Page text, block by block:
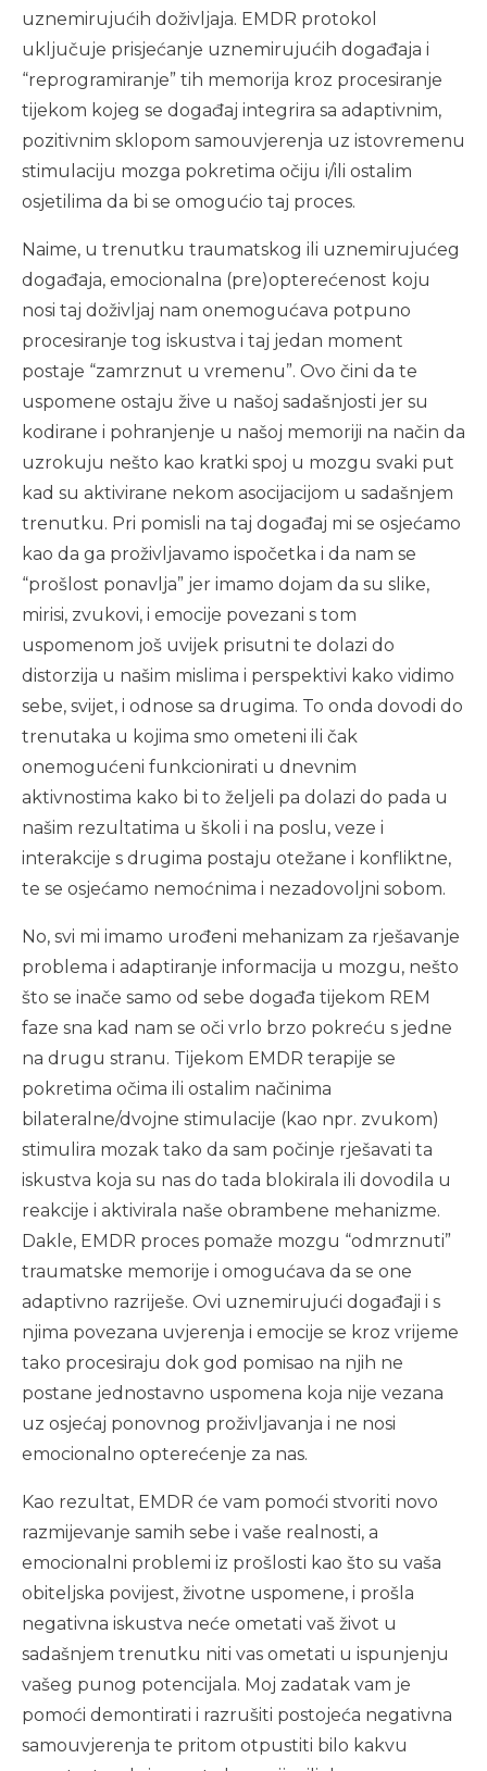
uznemirujućih doživljaja. EMDR protokol
uključuje prisjećanje uznemirujućih događaja i
“reprogramiranje” tih memorija kroz procesiranje
tijekom kojeg se događaj integrira sa adaptivnim,
pozitivnim sklopom samouvjerenja uz istovremenu
stimulaciju mozga pokretima očiju i/ili ostalim
osjetilima da bi se omogućio taj proces.
Naime, u trenutku traumatskog ili uznemirujućeg
događaja, emocionalna (pre)opterećenost koju
nosi taj doživljaj nam onemogućava potpuno
procesiranje tog iskustva i taj jedan moment
postaje “zamrznut u vremenu”. Ovo čini da te
uspomene ostaju žive u našoj sadašnjosti jer su
kodirane i pohranjenje u našoj memoriji na način da
uzrokuju nešto kao kratki spoj u mozgu svaki put
kad su aktivirane nekom asocijacijom u sadašnjem
trenutku. Pri pomisli na taj događaj mi se osjećamo
kao da ga proživljavamo ispočetka i da nam se
“prošlost ponavlja” jer imamo dojam da su slike,
mirisi, zvukovi, i emocije povezani s tom
uspomenom još uvijek prisutni te dolazi do
distorzija u našim mislima i perspektivi kako vidimo
sebe, svijet, i odnose sa drugima. To onda dovodi do
trenutaka u kojima smo ometeni ili čak
onemogućeni funkcionirati u dnevnim
aktivnostima kako bi to željeli pa dolazi do pada u
našim rezultatima u školi i na poslu, veze i
interakcije s drugima postaju otežane i konfliktne,
te se osjećamo nemoćnima i nezadovoljni sobom.
No, svi mi imamo urođeni mehanizam za rješavanje
problema i adaptiranje informacija u mozgu, nešto
što se inače samo od sebe događa tijekom REM
faze sna kad nam se oči vrlo brzo pokreću s jedne
na drugu stranu. Tijekom EMDR terapije se
pokretima očima ili ostalim načinima
bilateralne/dvojne stimulacije (kao npr. zvukom)
stimulira mozak tako da sam počinje rješavati ta
iskustva koja su nas do tada blokirala ili dovodila u
reakcije i aktivirala naše obrambene mehanizme.
Dakle, EMDR proces pomaže mozgu “odmrznuti”
traumatske memorije i omogućava da se one
adaptivno razriješe. Ovi uznemirujući događaji i s
njima povezana uvjerenja i emocije se kroz vrijeme
tako procesiraju dok god pomisao na njih ne
postane jednostavno uspomena koja nije vezana
uz osjećaj ponovnog proživljavanja i ne nosi
emocionalno opterećenje za nas.
Kao rezultat, EMDR će vam pomoći stvoriti novo
razmijevanje samih sebe i vaše realnosti, a
emocionalni problemi iz prošlosti kao što su vaša
obiteljska povijest, životne uspomene, i prošla
negativna iskustva neće ometati vaš život u
sadašnjem trenutku niti vas ometati u ispunjenju
vašeg punog potencijala. Moj zadatak vam je
pomoći demontirati i razrušiti postojeća negativna
samouvjerenja te pritom otpustiti bilo kakvu